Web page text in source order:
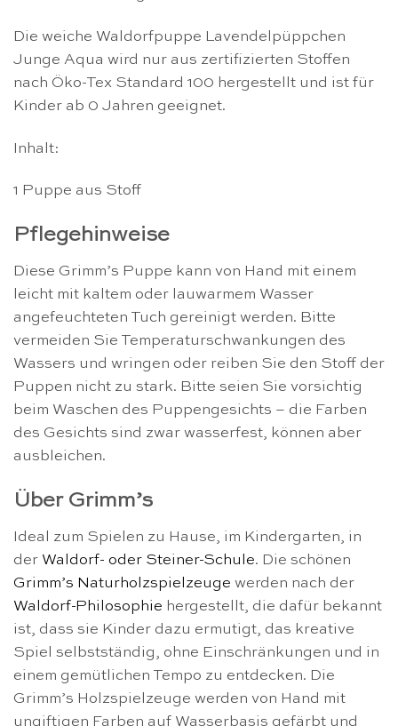
Die weiche Waldorfpuppe Lavendelpüppchen
Junge Aqua wird nur aus zertifizierten Stoffen
nach Öko-Tex Standard 100 hergestellt und ist für
Kinder ab 0 Jahren geeignet.
Inhalt:
1 Puppe aus Stoff
Pflegehinweise
Diese Grimm’s Puppe kann von Hand mit einem
leicht mit kaltem oder lauwarmem Wasser
angefeuchteten Tuch gereinigt werden. Bitte
vermeiden Sie Temperaturschwankungen des
Wassers und wringen oder reiben Sie den Stoff der
Puppen nicht zu stark. Bitte seien Sie vorsichtig
beim Waschen des Puppengesichts – die Farben
des Gesichts sind zwar wasserfest, können aber
ausbleichen.
Über Grimm’s
Ideal zum Spielen zu Hause, im Kindergarten, in
der Waldorf- oder Steiner-Schule. Die schönen
Grimm’s Naturholzspielzeuge werden nach der
Waldorf-Philosophie hergestellt, die dafür bekannt
ist, dass sie Kinder dazu ermutigt, das kreative
Spiel selbstständig, ohne Einschränkungen und in
einem gemütlichen Tempo zu entdecken. Die
Grimm’s Holzspielzeuge werden von Hand mit
ungiftigen Farben auf Wasserbasis gefärbt und